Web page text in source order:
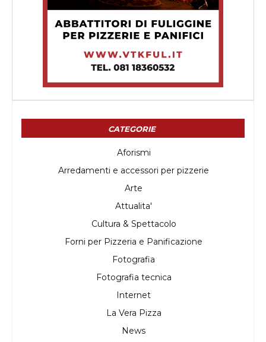
CATEGORIE
Aforismi
Arredamenti e accessori per pizzerie
Arte
Attualita'
Cultura & Spettacolo
Forni per Pizzeria e Panificazione
Fotografia
Fotografia tecnica
Internet
La Vera Pizza
News